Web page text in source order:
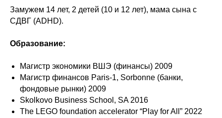
Замужем 14 лет, 2 детей (10 и 12 лет), мама сына с
СДВГ (ADHD).
Образование:
Магистр экономики ВШЭ (финансы) 2009
Магистр финансов Paris-1, Sorbonne (банки,
фондовые рынки) 2009
Skolkovo Business School, SA 2016
The LEGO foundation accelerator “Play for All ” 2022